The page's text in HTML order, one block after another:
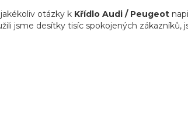
otázky k Křídlo Audi / Peugeot
jsme desítky tisíc spokojených zákazníků,